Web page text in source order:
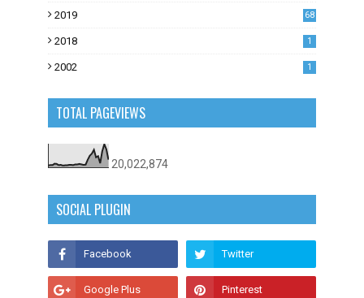
2019
68
2018 1
2002 1
TOTAL PAGEVIEWS
20,022,874
SOCIAL PLUGIN